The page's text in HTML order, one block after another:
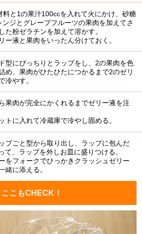
料と1の果汁100ccを入れて火にかけ、砂糖
ジとグレープフルーツの果肉を加えてさ
た粉ゼラチンを加えて溶かす。
ー液と果肉をいったん分けておく。
型にぴっちりとラップをし、2の果肉を色
め、果肉がひたひたにつかるまで2のゼリ
冷やす。
果肉が完全にかくれるまでゼリー液を注
トに入れて冷蔵庫で冷やし固める。
プごと型から取り出し、ラップに包んだ
て、ラップを外しお皿に盛りつける。
をフォークでひっかきクラッシュゼリー
緒に添える。
ここもCHECK！